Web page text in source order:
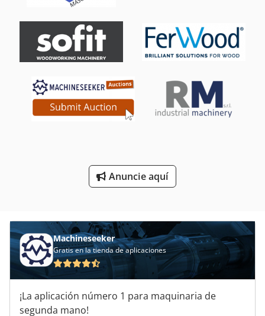
Fresadora De Perforación
Fresadora De Ranuras
Fresadora De Torreta
Fresadora Y Centro De Mecanizado Cnc
Herramientas De Fresado
Anuncie aquí
Machineseeker
Gratis en la tienda de aplicaciones
¡La aplicación número 1 para maquinaria de
segunda mano!